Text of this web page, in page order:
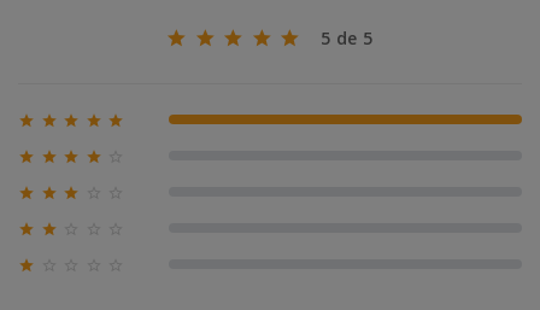
5 de 5
     100% (1)
   
  
 
